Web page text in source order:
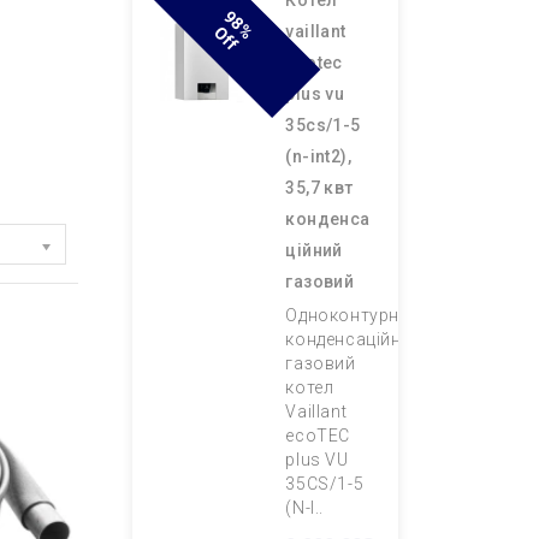
9
8
% O
F
F
vaillant
ecotec
plus vu
35cs/1-5
(n-int2),
35,7 квт
конденса
ційний
газовий
Одноконтурний
конденсаційний
газовий
котел
Vaillant
ecoTEC
plus VU
35CS/1-5
(N-I..